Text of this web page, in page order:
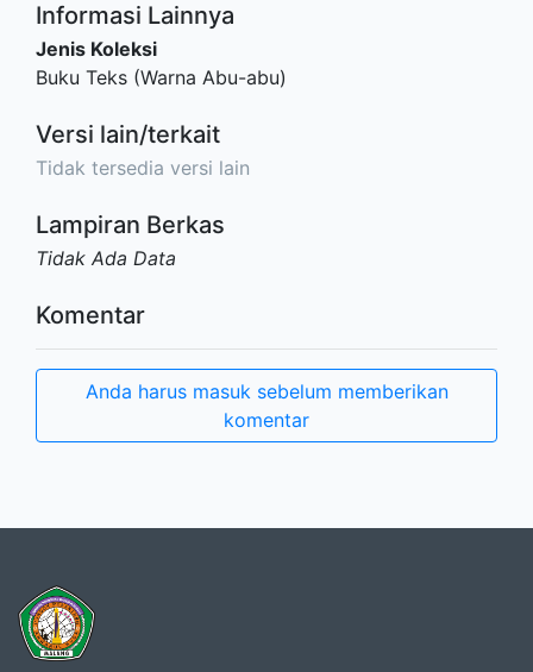
Informasi Lainnya
Jenis Koleksi
Buku Teks (Warna Abu-abu)
Versi lain/terkait
Tidak tersedia versi lain
Lampiran Berkas
Tidak Ada Data
Komentar
Anda harus masuk sebelum memberikan
komentar